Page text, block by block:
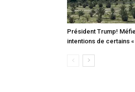
Président Trump!
intentions de certains «